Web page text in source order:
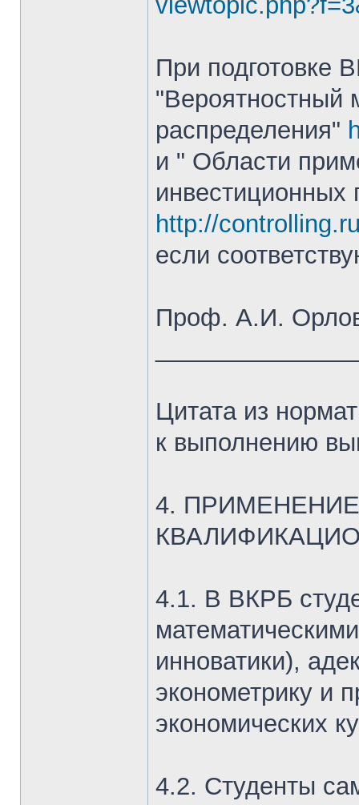
При подготовке
"Вероятностный
распределения"
и " Области
инвестиционных
http://
если
Проф. А.И.
Цитата из
к выполнению
4.
4.1. В ВКРБ
инноватики),
эконометрику и
экономических
4.2. Студенты